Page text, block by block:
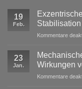
19
Feb.
Kommentare
23
Jan.
Wirkungen
Kommentare